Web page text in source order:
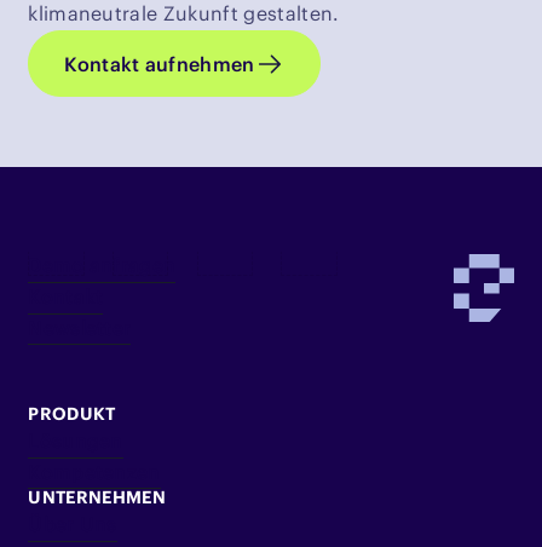
klimaneutrale Zukunft gestalten.
Kontakt aufnehmen
PRODUKT
UNTERNEHMEN